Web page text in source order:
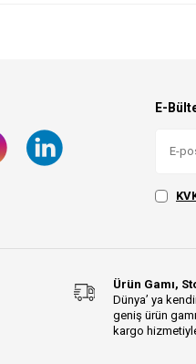
E-
Ürün Gamı,
Dünya’ ya
geniş ürün
kargo